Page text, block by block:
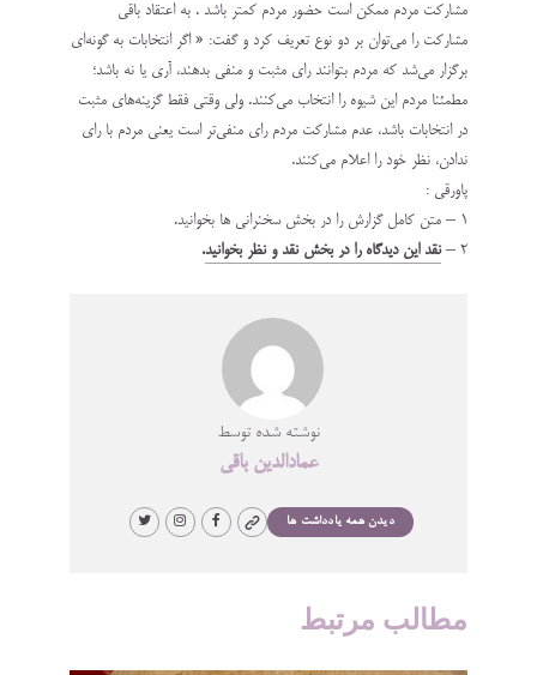
مشاركت مردم ممكن است حضور مردم كمتر باشد . به اعتقاد باقي
مشاركت را مي‌توان بر دو نوع تعريف كرد و گفت: « اگر انتخابات به گونه‌اي
برگزار مي‌شد كه مردم بتوانند راي مثبت و منفي بدهند، آري يا نه باشد؛
مطمئنا مردم اين شيوه را انتخاب مي‌كنند. ولي وقتي فقط گزينه‌هاي مثبت
در انتخابات باشد، عدم مشاركت مردم راي منفي‌تر است يعني مردم با راي
ندادن، نظر خود را اعلام مي‌كنند.
پاورقي :
1 – متن کامل گزارش را در بخش سخنراني ها بخوانيد.
2 –
نقد اين ديدگاه را در بخش نقد و نظر بخوانيد.
نوشته شده توسط
عمادالدین باقی
دیدن همه یادداشت ها
مطالب مرتبط